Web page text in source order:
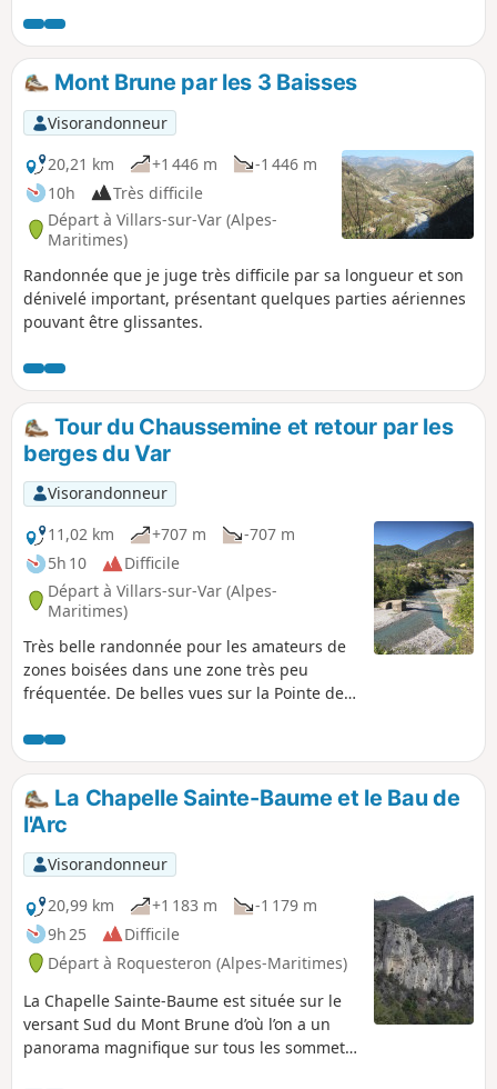
chapelles en chemin. De beaux
panoramas sur les sommets
environnants.
Mont Brune par les 3 Baisses
Visorandonneur
20,21 km
+1 446 m
-1 446 m
10h
Très difficile
Départ à Villars-sur-Var (Alpes-
Maritimes)
Randonnée que je juge très difficile par sa longueur et son
dénivelé important, présentant quelques parties aériennes
pouvant être glissantes.
Tour du Chaussemine et retour par les
berges du Var
Visorandonneur
11,02 km
+707 m
-707 m
5h 10
Difficile
Départ à Villars-sur-Var (Alpes-
Maritimes)
Très belle randonnée pour les amateurs de
zones boisées dans une zone très peu
fréquentée. De belles vues sur la Pointe de
Cantons. Un retour le long des berges du
Var très agréable.
La Chapelle Sainte-Baume et le Bau de
l'Arc
Visorandonneur
20,99 km
+1 183 m
-1 179 m
9h 25
Difficile
Départ à Roquesteron (Alpes-Maritimes)
La Chapelle Sainte-Baume est située sur le
versant Sud du Mont Brune d’où l’on a un
panorama magnifique sur tous les sommets